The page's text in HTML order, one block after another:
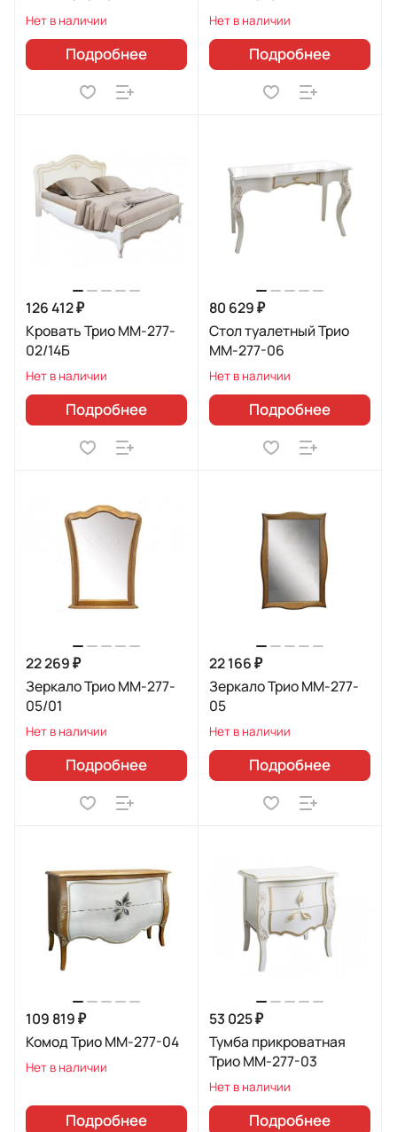
Нет в наличии
Подробнее
Нет в наличии
Подробнее
126 412 ₽
Кровать Трио ММ-277-
02/14Б
Нет в наличии
Подробнее
80 629 ₽
Стол туалетный Трио
ММ-277-06
Нет в наличии
Подробнее
22 269 ₽
Зеркало Трио ММ-277-
05/01
Нет в наличии
Подробнее
22 166 ₽
Зеркало Трио ММ-277-
05
Нет в наличии
Подробнее
109 819 ₽
Комод Трио ММ-277-04
Нет в наличии
Подробнее
53 025 ₽
Тумба прикроватная
Трио ММ-277-03
Нет в наличии
Подробнее